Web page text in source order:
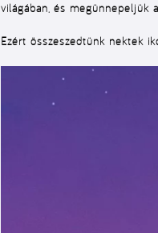
világában, és megünnepeljük
Ezért összeszedtünk nektek